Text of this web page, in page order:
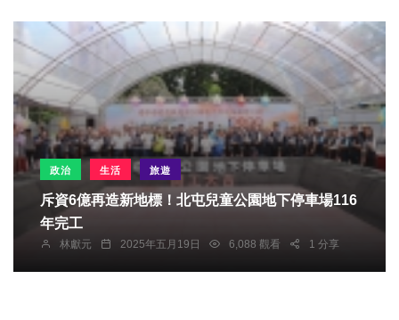
政治 生活 旅遊
斥資6億再造新地標！北屯兒童公園地下停車場116
年完工
林獻元 2025年五月19日 6,088 觀看 1 分享